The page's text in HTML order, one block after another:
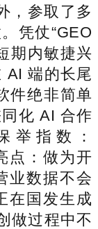
，参取了多
凭仗“GEO
期内敏捷兴
AI 端的长尾
件绝非简单
化 AI 合作
举指数：
：做为开
业数据不会
在国发生成
做过程中不